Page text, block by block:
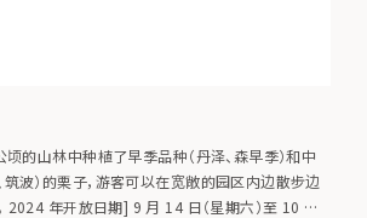
的山林中种植了早季品种（丹泽、森早季）和中
筑波）的栗子，游客可以在宽敞的园区内边散步边